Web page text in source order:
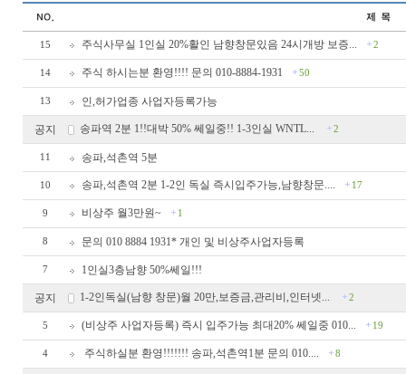
15 주식사무실 1인실 20%활인 남향창문있음 24시개방 보증... 2
14 주식 하시는분 환영!!!! 문의 010-8884-1931 50
13 인,허가업종 사업자등록가능
공지 송파역 2분 1!!대박 50% 쎄일중!! 1-3인실 WNTL... 2
11 송파,석촌역 5분
10 송파,석촌역 2분 1-2인 독실 즉시입주가능,남향창문.... 17
9 비상주 월3만원~ 1
8 문의 010 8884 1931* 개인 및 비상주사업자등록
7 1인실3층남향 50%쎄일!!!
공지 1-2인독실(남향 창문)월 20만,보증금,관리비,인터넷... 2
5 (비상주 사업자등록) 즉시 입주가능 최대20% 쎄일중 010... 19
4 주식하실분 환영!!!!!!! 송파,석촌역1분 문의 010.... 8